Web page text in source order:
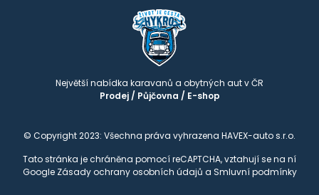
Největší nabídka karavanů a obytných aut v ČR
Prodej/ Půjčovna / E-shop
© Copyright 2023: Všechna práva vyhrazena HAVEX-auto s.r.o.
Tato stránka je chráněna pomocí reCAPTCHA, vztahují se na ní
Google Zásady ochrany osobních údajů a Smluvní podmínky